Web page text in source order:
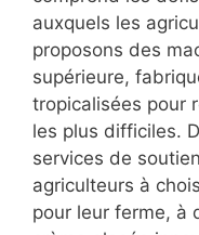
auxquels les
proposons des
supérieure,
tropicalisées pour
les plus difficiles.
services de
agriculteurs à
pour leur ferme, à